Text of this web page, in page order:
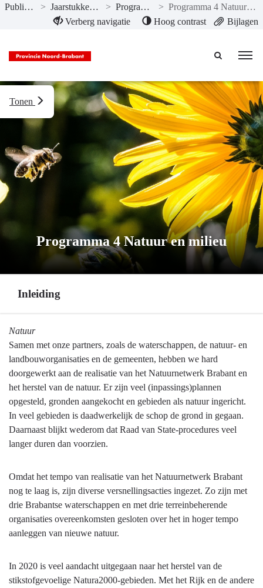
Naar hoofdinhoud
Publicaties > Jaarstukken 2020 > Programma’s >
Programma 4 Natuur en milieu
Verberg navigatie
Hoog contrast Bijlagen
Programma 4 Natuur en milieu
Tonen
Inleiding
Terug
naar
navigatie
Programma
Natuur
milieu
Inleiding
Natuur
Samen met onze partners, zoals de waterschappen, de natuur- en
landbouworganisaties en de gemeenten, hebben we hard
doorgewerkt aan de realisatie van het Natuurnetwerk Brabant en
het herstel van de natuur. Er zijn veel (inpassings)plannen
opgesteld, gronden aangekocht en gebieden als natuur ingericht.
In veel gebieden is daadwerkelijk de schop de grond in gegaan.
Daarnaast blijkt wederom dat Raad van State-procedures veel
langer duren dan voorzien.
Omdat het tempo van realisatie van het Natuurnetwerk Brabant
nog te laag is, zijn diverse versnellingsacties ingezet. Zo zijn met
drie Brabantse waterschappen en met drie terreinbeherende
organisaties overeenkomsten gesloten over het in hoger tempo
aanleggen van nieuwe natuur.
In 2020 is veel aandacht uitgegaan naar het herstel van de
stikstofgevoelige Natura2000-gebieden. Met het Rijk en de andere